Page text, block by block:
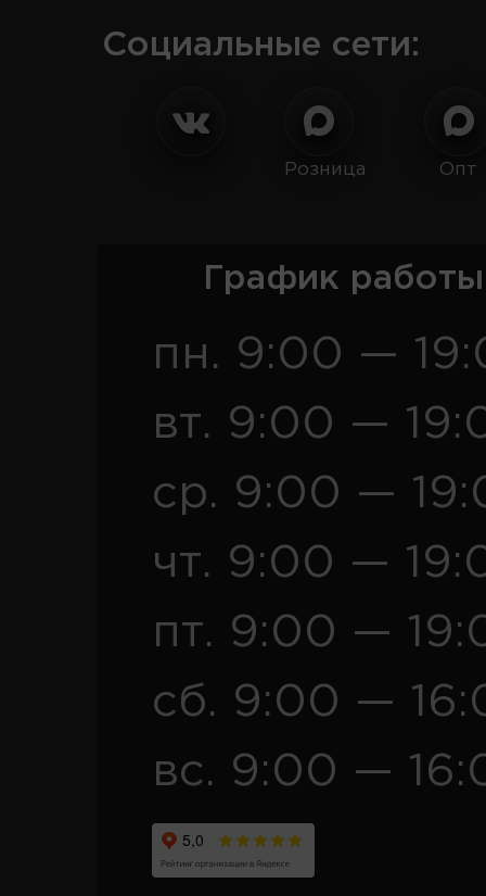
Социальные сети:
Розница Опт
График
пн. 9:00 —
вт. 9:00 —
ср. 9:00 —
чт. 9:00 —
пт. 9:00 —
сб. 9:00 —
вс. 9:00 —